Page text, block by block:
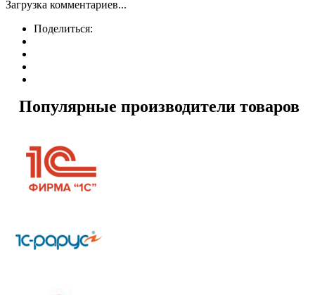
Загрузка комментариев...
Поделиться:
Популярные производители товаров